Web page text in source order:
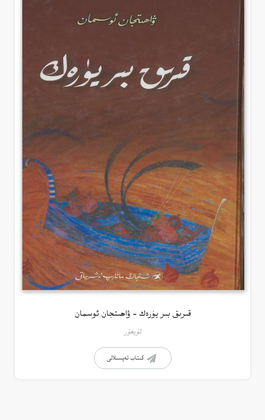
قىرىق بىر يۈرەك – ۋاھىتجان ئوسمان
ئۇيغۇر
كىتاب تەپسىلاتى